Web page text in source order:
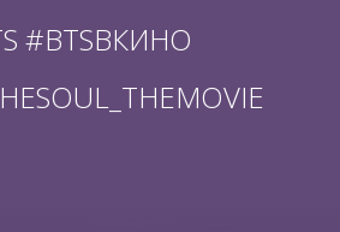
#BTSВКИНО